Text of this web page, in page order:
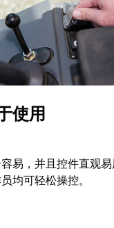
使用
易，并且控件直观
均可轻松操控。